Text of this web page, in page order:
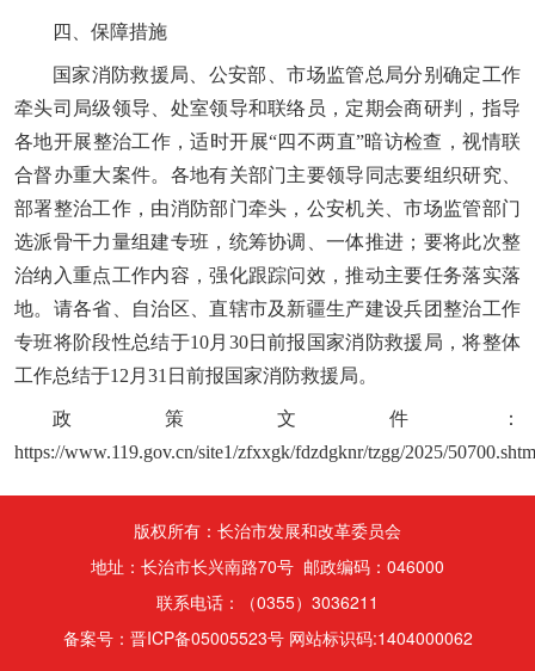
四、保障措施
国家消防救援局、公安部、市场监管总局分别确定工作
牵头司局级领导、处室领导和联络员，定期会商研判，指导
各地开展整治工作，适时开展“四不两直”暗访检查，视情联
合督办重大案件。各地有关部门主要领导同志要组织研究、
部署整治工作，由消防部门牵头，公安机关、市场监管部门
选派骨干力量组建专班，统筹协调、一体推进；要将此次整
治纳入重点工作内容，强化跟踪问效，推动主要任务落实落
地。请各省、自治区、直辖市及新疆生产建设兵团整治工作
专班将阶段性总结于10月30日前报国家消防救援局，将整体
工作总结于12月31日前报国家消防救援局。
政策文件：
https://www.119.gov.cn/site1/zfxxgk/fdzdgknr/tzgg/2025/
版权所有：长治市发展和改革委员会
地址：长治市长兴南路70号 邮政编码：046000
联系电话：（0355）3036211
备案号：晋ICP备05005523号 网站标识码:1404000062